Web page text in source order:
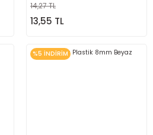
14,27 TL
13,55 TL
%5 İNDİRİM